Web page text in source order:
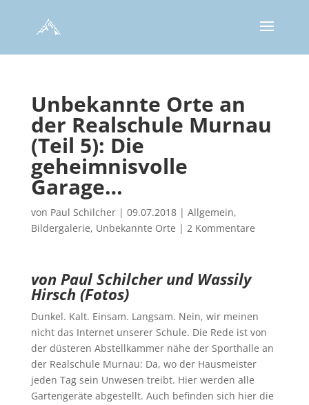
Unbekannte Orte an
der Realschule Murnau
(Teil 5): Die
geheimnisvolle
Garage…
von Paul Schilcher| 09.07.2018| Allgemein,
Bildergalerie, Unbekannte Orte | 2 Kommentare
von Paul Schilcher und Wassily
Hirsch (Fotos)
Dunkel. Kalt. Einsam. Langsam. Nein, wir meinen
nicht das Internet unserer Schule. Die Rede ist von
der düsteren Abstellkammer nähe der Sporthalle an
der Realschule Murnau: Da, wo der Hausmeister
jeden Tag sein Unwesen treibt. Hier werden alle
Gartengeräte abgestellt. Auch befinden sich hier die